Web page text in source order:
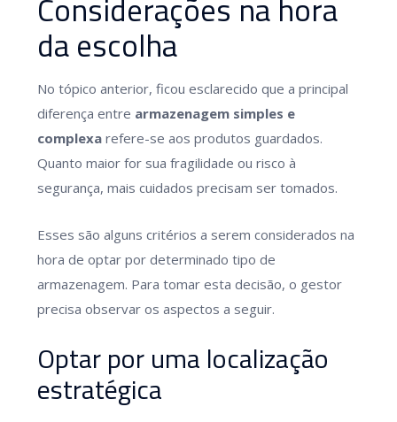
Considerações na hora
da escolha
No tópico anterior, ficou esclarecido que a principal
diferença entre armazenagem simples e
complexa refere-se aos produtos guardados.
Quanto maior for sua fragilidade ou risco à
segurança, mais cuidados precisam ser tomados.
Esses são alguns critérios a serem considerados na
hora de optar por determinado tipo de
armazenagem. Para tomar esta decisão, o gestor
precisa observar os aspectos a seguir.
Optar por uma localização
estratégica